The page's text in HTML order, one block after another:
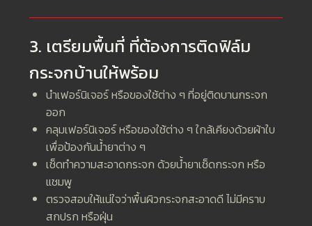
3. เตรียมพื้นที่ ที่ต้องการติดฟิล์ม
กระจกบ้านให้พร้อม
นำเฟอร์นิเจอร์ หรือของใช้ต่าง ๆ ที่อยู่ติดบานกระจก
ออก
คลุมเฟอร์นิเจอร์ หรือของใช้ต่าง ๆ ใกล้เคียงด้วยผ้าใบ
เพื่อป้องกันน้ำยาต่าง ๆ
เช็ดทำความสะอาดกระจก ด้วยน้ำยาเช็ดกระจก หรือ
แชมพู
ตรวจสอบให้แน่ใจว่าพื้นผิวกระจกสะอาดดี ไม่มีคราบ
สกปรก หรือฝุ่น